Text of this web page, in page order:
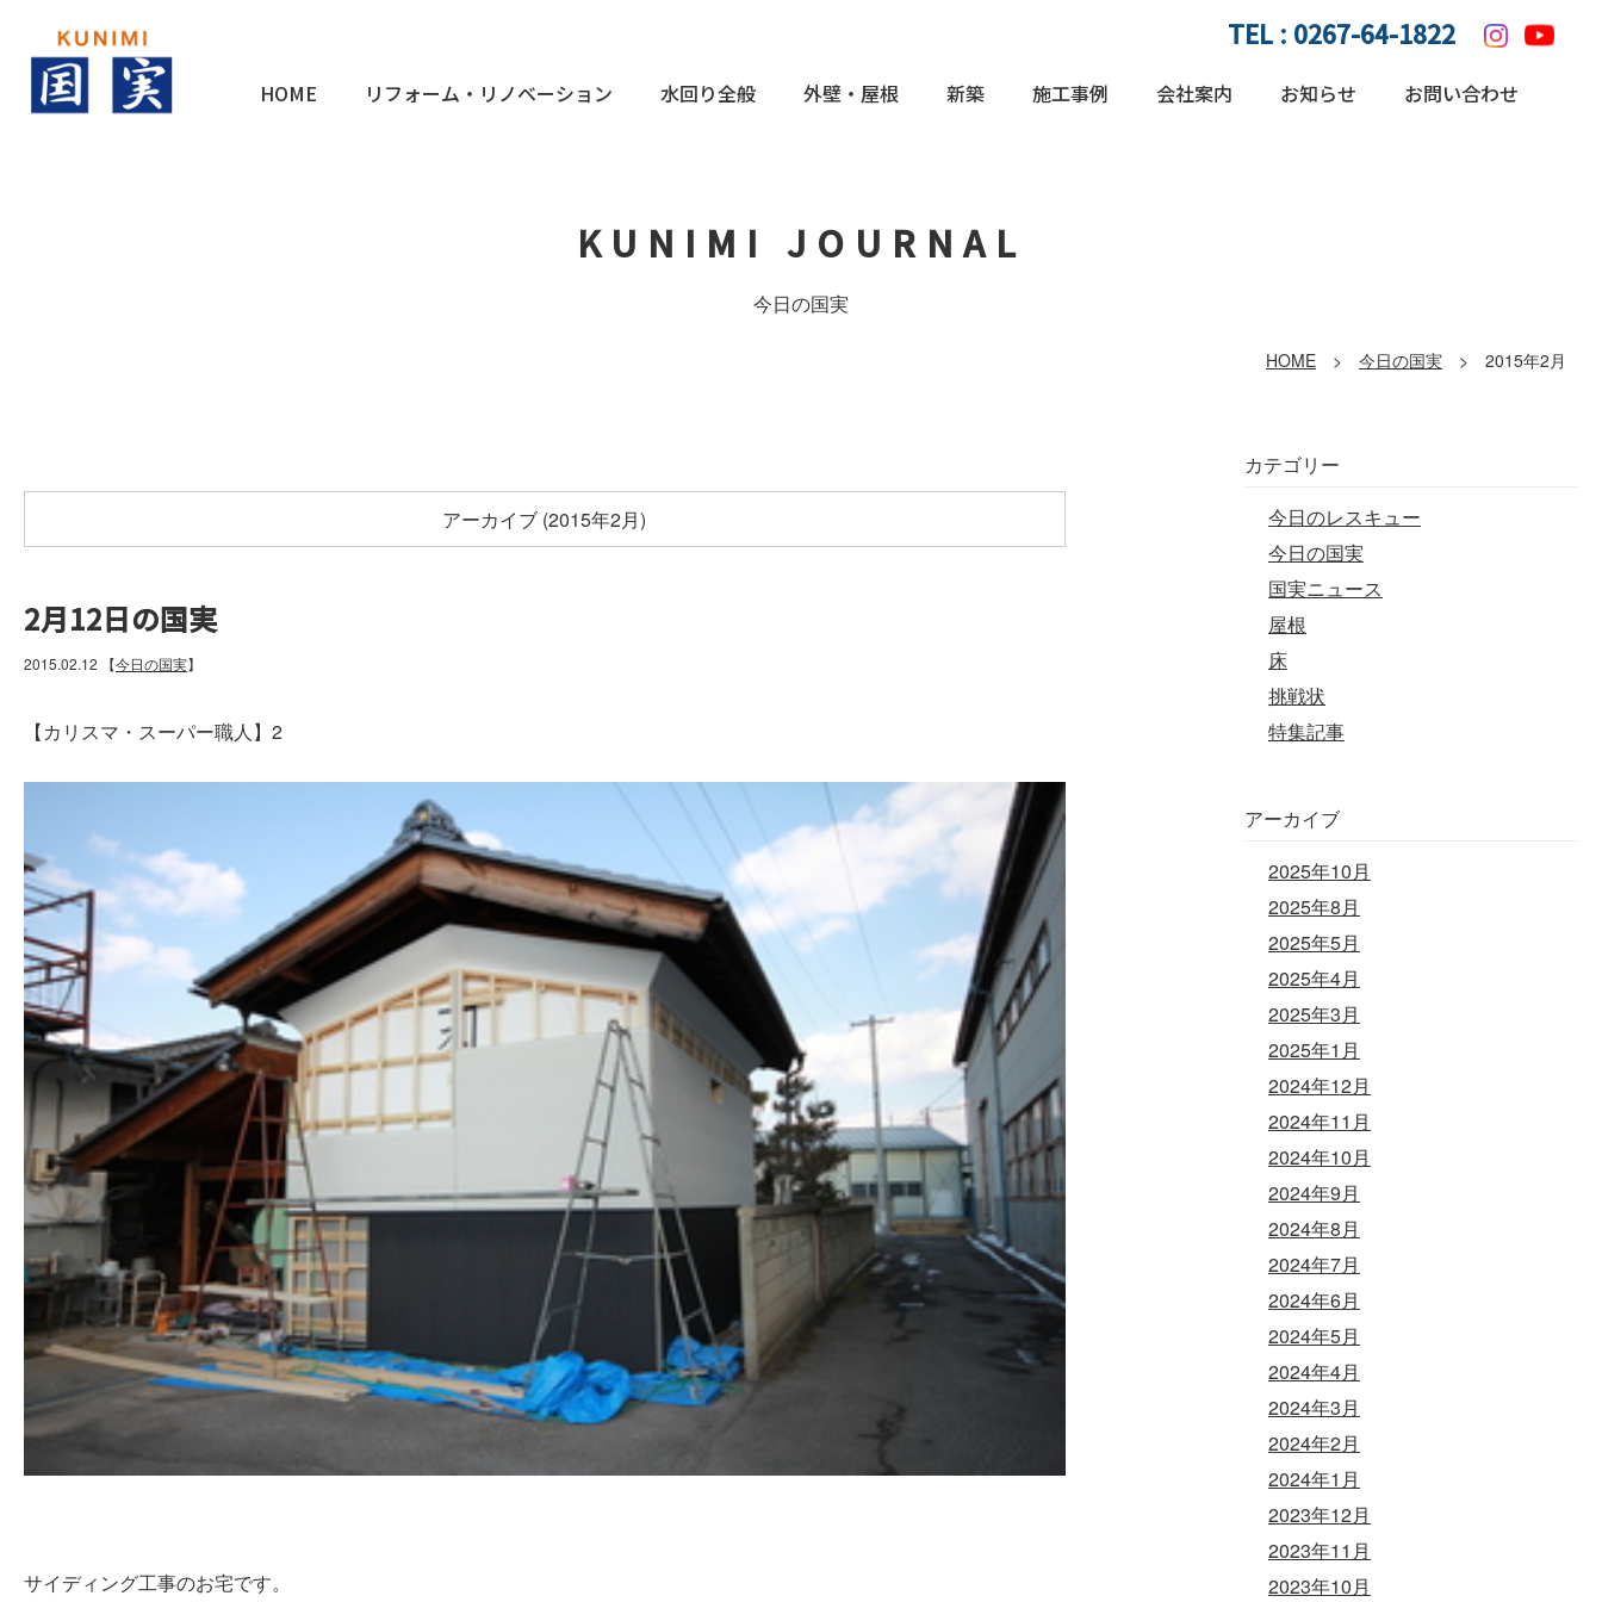
HOME リフォーム・リノベーション 水回り全般 外壁・屋根 新築 施工事例 会社案内 お知らせ お問い合わせ
TEL : 0267-64-1822
KUNIMI JOURNAL
今日の国実
HOME > 今日の国実 > 2015年2月
アーカイブ (2015年2月)
2月12日の国実
2015.02.12 【今日の国実】
【カリスマ・スーパー職人】2
サイディング工事のお宅です。
カテゴリー
今日のレスキュー
今日の国実
国実ニュース
屋根
床
挑戦状
特集記事
アーカイブ
2025年10月
2025年8月
2025年5月
2025年4月
2025年3月
2025年1月
2024年12月
2024年11月
2024年10月
2024年9月
2024年8月
2024年7月
2024年6月
2024年5月
2024年4月
2024年3月
2024年2月
2024年1月
2023年12月
2023年11月
2023年10月